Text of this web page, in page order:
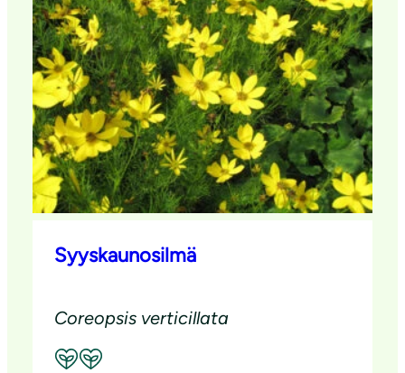
Syyskaunosilmä
Coreopsis verticillata
Suositeltavuus: Hyvä pölyttäjäkasvi